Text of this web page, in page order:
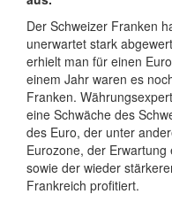
Der Schweizer Franken
unerwartet stark
erhielt man für einen
einem Jahr waren es
Franken.
eine Schwäche des
des Euro, der unter
Eurozone, der
sowie der wieder
Frankreich profitiert.